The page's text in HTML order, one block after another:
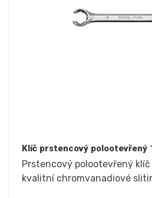
Klíč prstencový polootevřený
Prstencový polootevřený
kvalitní chromvanadiové